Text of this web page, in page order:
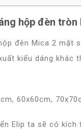
hộp đèn tròn
đèn Mica 2 mặt
kiểu dáng khác
60x60cm,
Elip ta sẽ có kích